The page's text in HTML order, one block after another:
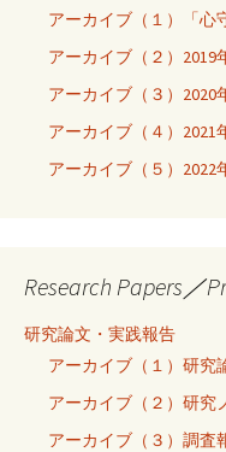
アーカイブ（１）「心
アーカイブ（２）2019
アーカイブ（３）2020
アーカイブ（４）2021
アーカイブ（５）2022
Research Papers／
研究論文・実践報告
アーカイブ（１）研究
アーカイブ（２）研究
アーカイブ（３）調査